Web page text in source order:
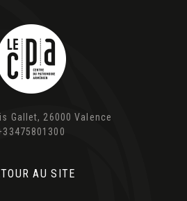
Gallet, 26000 Valence
AU SITE